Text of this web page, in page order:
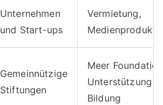
Unternehmen
und Start-ups
Vermietung,
Gemeinnützige
Stiftungen
Meer
Unterstützung
Bildung